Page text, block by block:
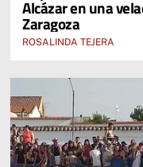
Alcázar en una
Zaragoza
ROSALINDA TEJERA